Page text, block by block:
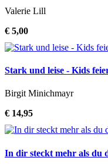
Valerie Lill
€ 5,00
Stark und leise - Kids
Birgit Minichmayr
€ 14,95
In dir steckt mehr als du